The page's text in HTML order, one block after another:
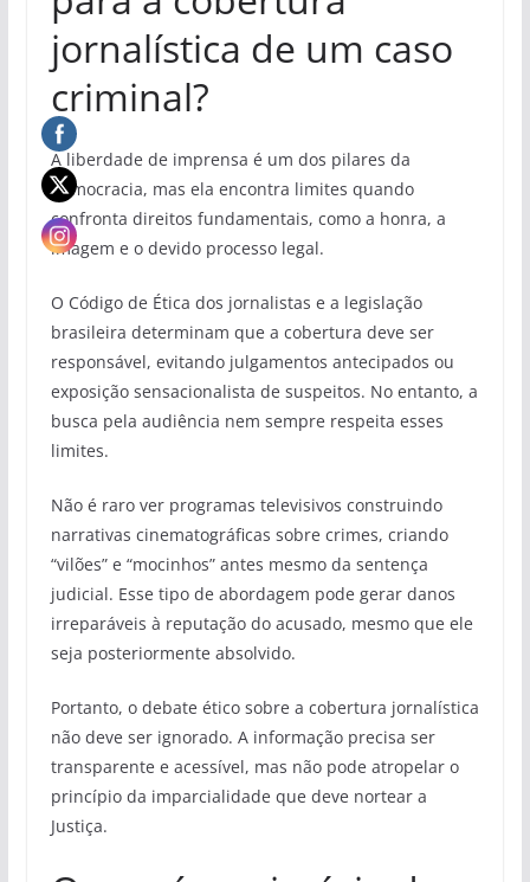
jornalística de um caso
criminal?
A liberdade de imprensa é um dos pilares da
democracia, mas ela encontra limites quando
confronta direitos fundamentais, como a honra, a
imagem e o devido processo legal.
O Código de Ética dos jornalistas e a legislação
brasileira determinam que a cobertura deve ser
responsável, evitando julgamentos antecipados ou
exposição sensacionalista de suspeitos. No entanto, a
busca pela audiência nem sempre respeita esses
limites.
Não é raro ver programas televisivos construindo
narrativas cinematográficas sobre crimes, criando
“vilões” e “mocinhos” antes mesmo da sentença
judicial. Esse tipo de abordagem pode gerar danos
irreparáveis à reputação do acusado, mesmo que ele
seja posteriormente absolvido.
Portanto, o debate ético sobre a cobertura jornalística
não deve ser ignorado. A informação precisa ser
transparente e acessível, mas não pode atropelar o
princípio da imparcialidade que deve nortear a
Justiça.